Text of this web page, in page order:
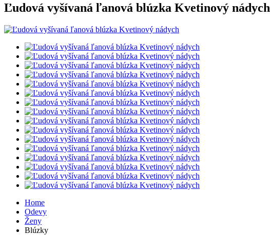
Ľudová vyšívaná ľanová blúzka Kvetinový nádych
Home
Odevy
Ženy
Blúzky